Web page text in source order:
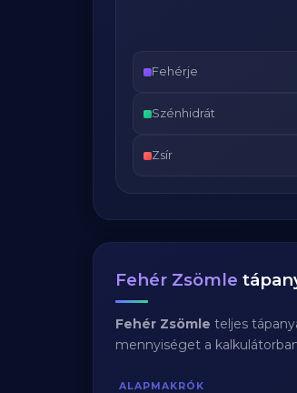
Fehérje
Szénhidrát
Zsír
Fehér Zsömle
Fehér Zsömle teljes
mennyiséget a
ALAPMAKRÓK